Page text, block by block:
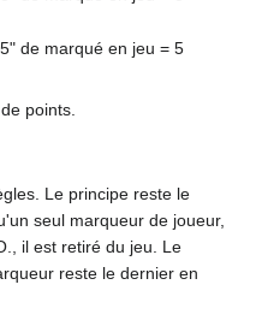
de marqué en jeu = 5
points.
Le principe reste le
seul marqueur de joueur,
il est retiré du jeu. Le
reste le dernier en